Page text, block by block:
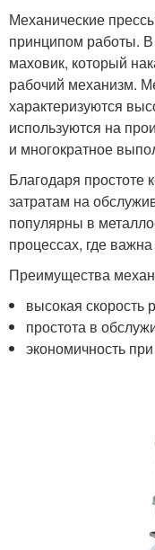
Механические
принципом работы. В
маховик, который
рабочий механизм.
характеризуются
используются на
и многократное
Благодаря простоте
затратам на
популярны в
процессах, где
Преимущества
высокая скорость
простота в
экономичность